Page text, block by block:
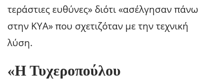
τεράστιες ευθύνες» διότι «ασέλγησαν πάνω
στην ΚΥΑ» που σχετιζόταν με την τεχνική
λύση.
«Η Τυχεροπούλου